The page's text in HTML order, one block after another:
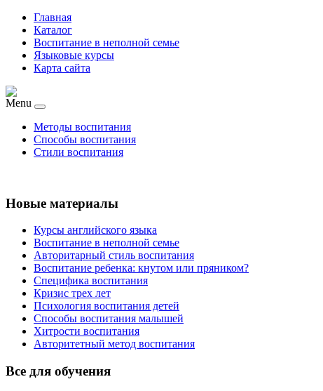
Главная
Каталог
Воспитание в неполной семье
Языковые курсы
Карта сайта
Menu
Методы воспитания
Способы воспитания
Стили воспитания
Новые материалы
Курсы английского языка
Воспитание в неполной семье
Авторитарный стиль воспитания
Воспитание ребенка: кнутом или пряником?
Специфика воспитания
Кризис трех лет
Психология воспитания детей
Способы воспитания малышей
Хитрости воспитания
Авторитетный метод воспитания
Все для обучения